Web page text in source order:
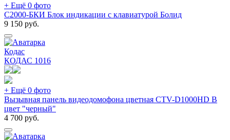
+ Ещё 0 фото
С2000-БКИ Блок индикации с клавиатурой Болид
9 150 руб.
Кодас
КОДАС 1016
+ Ещё 0 фото
Вызывная панель видеодомофона цветная CTV-D1000HD B
цвет "черный"
4 700 руб.